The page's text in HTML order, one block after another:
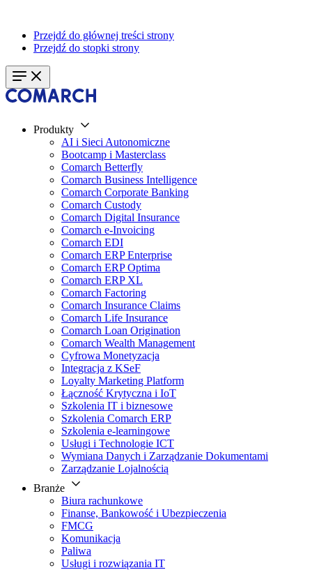
Przejdź do głównej treści strony
Przejdź do stopki strony
Produkty
AI i Sieci Autonomiczne
Bootcamp i Masterclass
Comarch Betterfly
Comarch Business Intelligence
Comarch Corporate Banking
Comarch Custody
Comarch Digital Insurance
Comarch e-Invoicing
Comarch EDI
Comarch ERP Enterprise
Comarch ERP Optima
Comarch ERP XL
Comarch Factoring
Comarch Insurance Claims
Comarch Life Insurance
Comarch Loan Origination
Comarch Wealth Management
Cyfrowa Monetyzacja
Integracja z KSeF
Loyalty Marketing Platform
Łączność Krytyczna i IoT
Szkolenia IT i biznesowe
Szkolenia Comarch ERP
Szkolenia e-learningowe
Usługi i Technologie ICT
Wymiana Danych i Zarządzanie Dokumentami
Zarządzanie Lojalnością
Branże
Biura rachunkowe
Finanse, Bankowość i Ubezpieczenia
FMCG
Komunikacja
Paliwa
Usługi i rozwiązania IT